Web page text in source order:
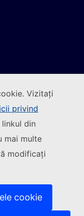
Vizitați
privind
din
mai multe
modificați
cookie
(Link extern)